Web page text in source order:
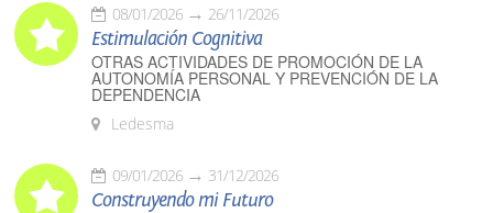
08/01/2026 26/11/2026
Estimulación Cognitiva
OTRAS ACTIVIDADES DE PROMOCIÓN DE LA
AUTONOMÍA PERSONAL Y PREVENCIÓN DE LA
DEPENDENCIA
Ledesma
09/01/2026 31/12/2026
Construyendo mi Futuro